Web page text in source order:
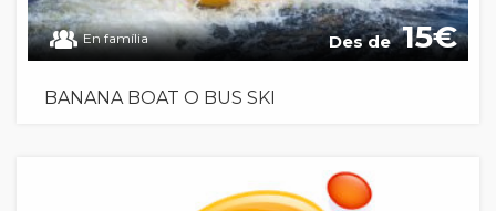
En família Des de 15
BANANA BOAT O BUS SKI